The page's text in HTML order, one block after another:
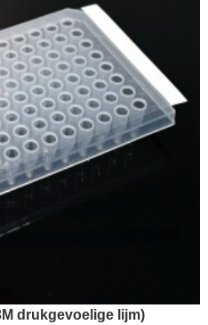
drukgevoelige lijm)